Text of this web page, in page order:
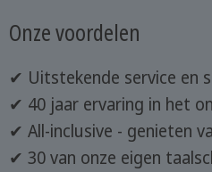
Onze voordelen
✔ Uitstekende service en
✔ 40 jaar ervaring in het
✔ All-inclusive - genieten
✔ 30 van onze eigen